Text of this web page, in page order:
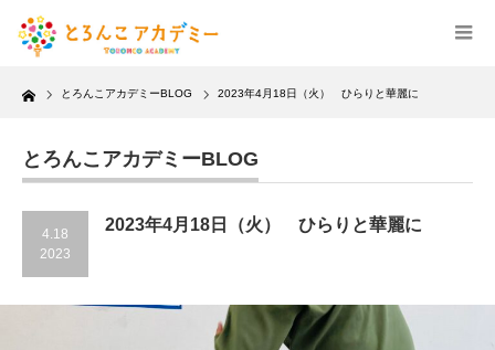
Home とろんこアカデミーBLOG 2023年4月18日（火） ひらりと華麗に
とろんこアカデミーBLOG
4.18
2023
2023年4月18日（火） ひらりと華麗に